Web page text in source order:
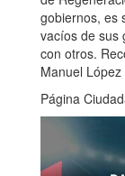
gobiernos, es
vacíos de sus
con otros.
Manuel
Página